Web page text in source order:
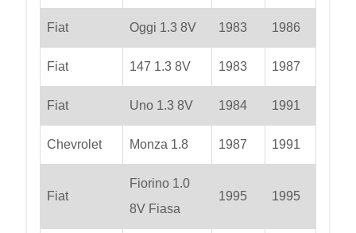
Fiat Oggi 1.3 8V 1983 1986
Fiat 147 1.3 8V 1983 1987
Fiat Uno 1.3 8V 1984 1991
Chevrolet Monza 1.8 1987 1991
Fiat
Fiorino 1.0
8V Fiasa
1995 1995